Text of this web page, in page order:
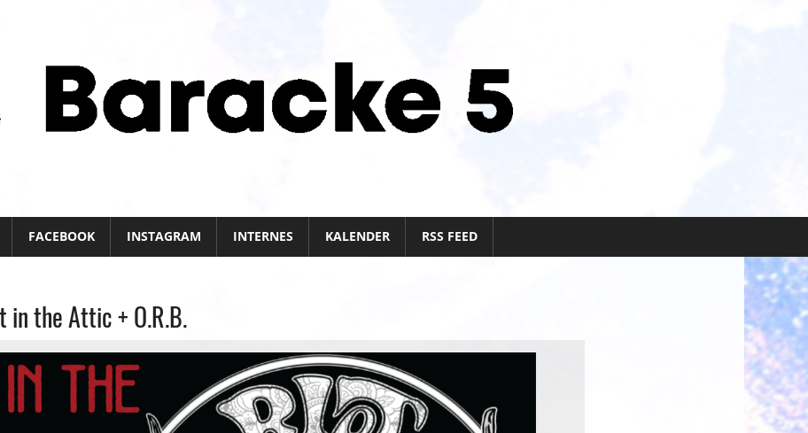
FACEBOOK INSTAGRAM INTERNES KALENDER RSS FEED
the Attic + O.R.B.